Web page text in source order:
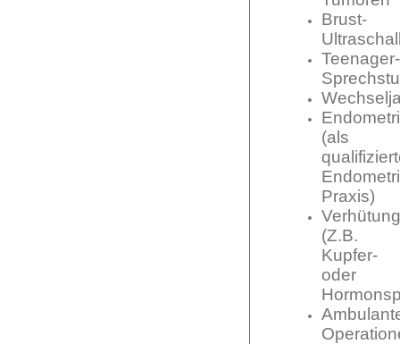
Brust-
Teenager-
(als
Praxis)
Verhütung
(Z.B.
Kupfer-
oder